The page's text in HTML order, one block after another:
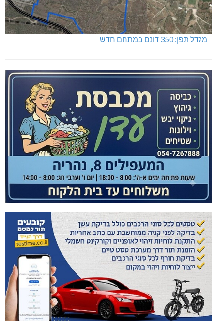
מגדל תפן: 350 דונם במתחם חדש